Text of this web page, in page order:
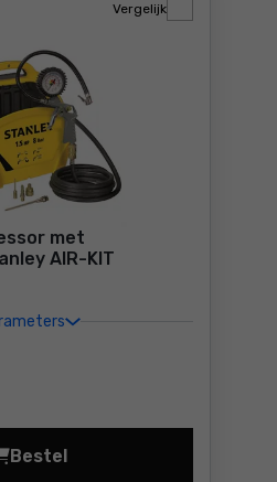
met
AIR-KIT
Vergelijk
Bestel